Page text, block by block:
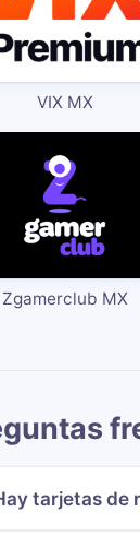
VIX MX
Zgamerclub MX
tarjetas de